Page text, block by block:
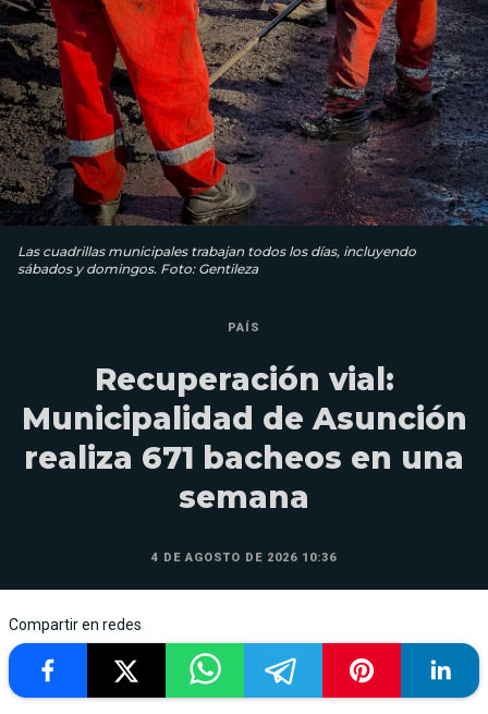
Las cuadrillas municipales trabajan todos los días, incluyendo
sábados y domingos. Foto: Gentileza
PAÍS
Recuperación vial:
Municipalidad de Asunción
realiza 671 bacheos en una
semana
4 DE AGOSTO DE 2026 10:36
Compartir en redes